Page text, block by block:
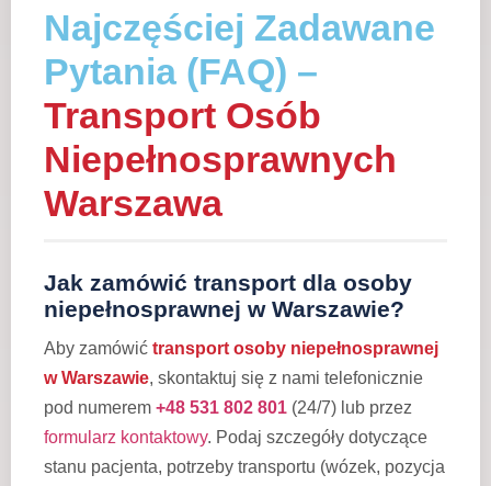
Najczęściej Zadawane
Pytania (FAQ) –
Transport Osób
Niepełnosprawnych
Warszawa
Jak zamówić transport dla osoby
niepełnosprawnej w Warszawie?
Aby zamówić transport osoby niepełnosprawnej
w Warszawie, skontaktuj się z nami telefonicznie
pod numerem +48 531 802 801 (24/7) lub przez
formularz kontaktowy. Podaj szczegóły dotyczące
stanu pacjenta, potrzeby transportu (wózek, pozycja